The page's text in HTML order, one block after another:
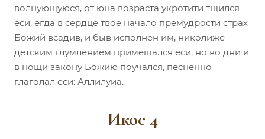
волнующуюся, от юна возраста укротити тщился
еси, егда в сердце твое начало премудрости страх
Божий всадив, и быв исполнен им, николиже
детским глумлением примешался еси, но во дни и
в нощи закону Божию поучался, песненно
глаголал еси: Аллилуиа.
Икос 4